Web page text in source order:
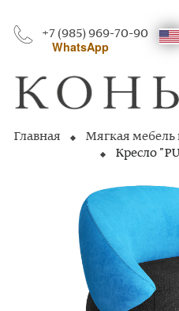
+7 (985) 969-70-90
WhatsApp
Главная Мягкая мебель
Кресло